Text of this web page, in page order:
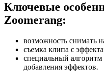
Ключевые
Zoomerang:
возможность снимать
съемка клипа с
специальный алгоритм
добавления эффектов.